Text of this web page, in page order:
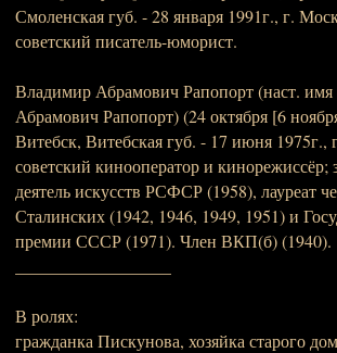
Смоленская губ. - 28 января 1991г., г.
советский писатель-юморист.
Владимир Абрамович Рапопорт (наст.
Абрамович Рапопорт) (24 октября [6
Витебск, Витебская губ. - 17 июня 1975г.,
советский кинооператор и кинорежиссёр;
деятель искусств РСФСР (1958), лауреат
Сталинских (1942, 1946, 1949, 1951) и
премии СССР (1971). Член ВКП(б) (1940).
В ролях:
гражданка Пискунова, хозяйка старого